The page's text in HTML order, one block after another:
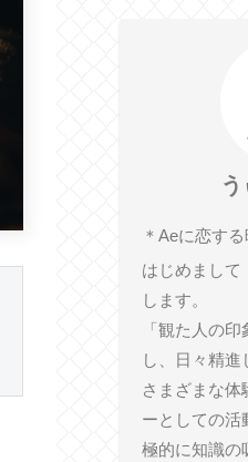
＊︎Aeに恋す
はじめまして
します。
「観た人の
し、日々精進
さまざまな体
ーとしての活
極的に知識の